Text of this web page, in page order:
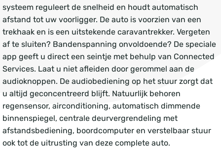
systeem reguleert de snelheid en houdt automatisch
afstand tot uw voorligger. De auto is voorzien van een
trekhaak en is een uitstekende caravantrekker. Vergeten
af te sluiten? Bandenspanning onvoldoende? De speciale
app geeft u direct een seintje met behulp van Connected
Services. Laat u niet afleiden door gerommel aan de
audioknoppen. De audiobediening op het stuur zorgt dat
u altijd geconcentreerd blijft. Natuurlijk behoren
regensensor, airconditioning, automatisch dimmende
binnenspiegel, centrale deurvergrendeling met
afstandsbediening, boordcomputer en verstelbaar stuur
ook tot de uitrusting van deze complete auto.